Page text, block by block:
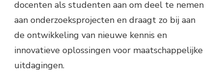
docenten als studenten aan om deel te nemen
aan onderzoeksprojecten en draagt zo bij aan
de ontwikkeling van nieuwe kennis en
innovatieve oplossingen voor maatschappelijke
uitdagingen.